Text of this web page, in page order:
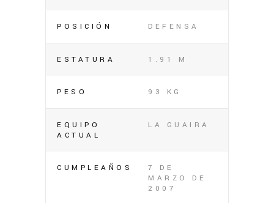
POSICIÓN DEFENSA
ESTATURA 1.91 M
PESO 93 KG
EQUIPO
ACTUAL
LA GUAIRA
CUMPLEAÑOS
7 DE
MARZO DE
2007